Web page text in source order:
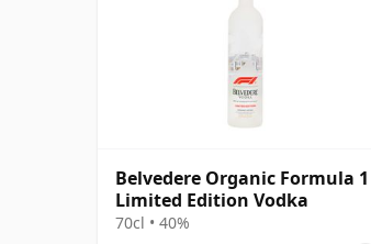
Belvedere Organic Formula 1
Limited Edition Vodka
70cl • 40%